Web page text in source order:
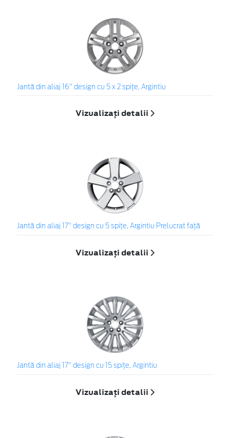
Jantă din aliaj 16" design cu 5 x 2 spiţe, Argintiu
Vizualizați detalii
Jantă din aliaj 17" design cu 5 spiţe, Argintiu Prelucrat faţă
Vizualizați detalii
Jantă din aliaj 17" design cu 15 spiţe, Argintiu
Vizualizați detalii